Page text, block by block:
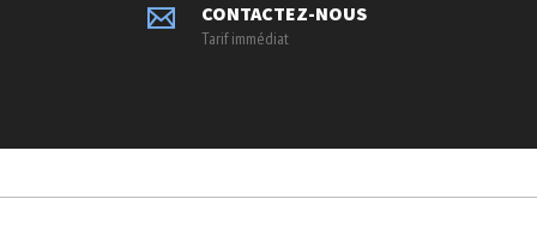
CONTACTEZ-NOUS
Tarif immédiat